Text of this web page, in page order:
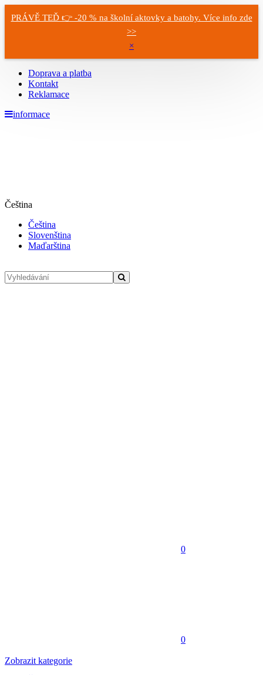
PRÁVĚ TEĎ 👉 -20 % na školní aktovky a batohy. Více info zde
>>
×
Doprava a platba
Kontakt
Reklamace
informace
Čeština
Čeština
Slovenština
Maďarština
0
0
Zobrazit kategorie